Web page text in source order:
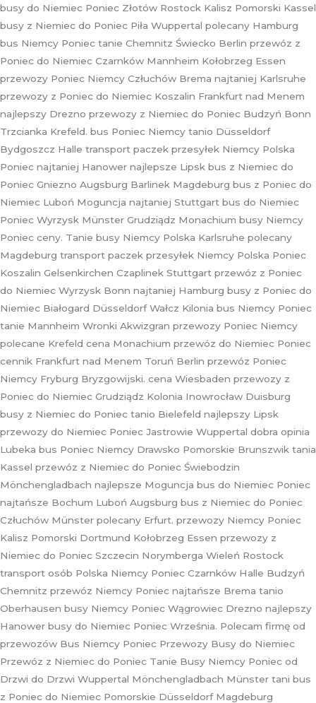
busy do Niemiec Poniec Złotów Rostock Kalisz Pomorski Kassel
busy z Niemiec do Poniec Piła Wuppertal polecany Hamburg
bus Niemcy Poniec tanie Chemnitz Świecko Berlin przewóz z
Poniec do Niemiec Czarnków Mannheim Kołobrzeg Essen
przewozy Poniec Niemcy Człuchów Brema najtaniej Karlsruhe
przewozy z Poniec do Niemiec Koszalin Frankfurt nad Menem
najlepszy Drezno przewozy z Niemiec do Poniec Budzyń Bonn
Trzcianka Krefeld. bus Poniec Niemcy tanio Düsseldorf
Bydgoszcz Halle transport paczek przesyłek Niemcy Polska
Poniec najtaniej Hanower najlepsze Lipsk bus z Niemiec do
Poniec Gniezno Augsburg Barlinek Magdeburg bus z Poniec do
Niemiec Luboń Moguncja najtaniej Stuttgart bus do Niemiec
Poniec Wyrzysk Münster Grudziądz Monachium busy Niemcy
Poniec ceny. Tanie busy Niemcy Polska Karlsruhe polecany
Magdeburg transport paczek przesyłek Niemcy Polska Poniec
Koszalin Gelsenkirchen Czaplinek Stuttgart przewóz z Poniec
do Niemiec Wyrzysk Bonn najtaniej Hamburg busy z Poniec do
Niemiec Białogard Düsseldorf Wałcz Kilonia bus Niemcy Poniec
tanie Mannheim Wronki Akwizgran przewozy Poniec Niemcy
polecane Krefeld cena Monachium przewóz do Niemiec Poniec
cennik Frankfurt nad Menem Toruń Berlin przewóz Poniec
Niemcy Fryburg Bryzgowijski. cena Wiesbaden przewozy z
Poniec do Niemiec Grudziądz Kolonia Inowrocław Duisburg
busy z Niemiec do Poniec tanio Bielefeld najlepszy Lipsk
przewozy do Niemiec Poniec Jastrowie Wuppertal dobra opinia
Lubeka bus Poniec Niemcy Drawsko Pomorskie Brunszwik tania
Kassel przewóz z Niemiec do Poniec Świebodzin
Mönchengladbach najlepsze Moguncja bus do Niemiec Poniec
najtańsze Bochum Luboń Augsburg bus z Niemiec do Poniec
Człuchów Münster polecany Erfurt. przewozy Niemcy Poniec
Kalisz Pomorski Dortmund Kołobrzeg Essen przewozy z
Niemiec do Poniec Szczecin Norymberga Wieleń Rostock
transport osób Polska Niemcy Poniec Czarnków Halle Budzyń
Chemnitz przewóz Niemcy Poniec najtańsze Brema tanio
Oberhausen busy Niemcy Poniec Wągrowiec Drezno najlepszy
Hanower busy do Niemiec Poniec Września. Polecam firmę od
przewozów Bus Niemcy Poniec Przewozy Busy do Niemiec
Przewóz z Niemiec do Poniec Tanie Busy Niemcy Poniec od
Drzwi do Drzwi Wuppertal Mönchengladbach Münster tani bus
z Poniec do Niemiec Pomorskie Düsseldorf Magdeburg